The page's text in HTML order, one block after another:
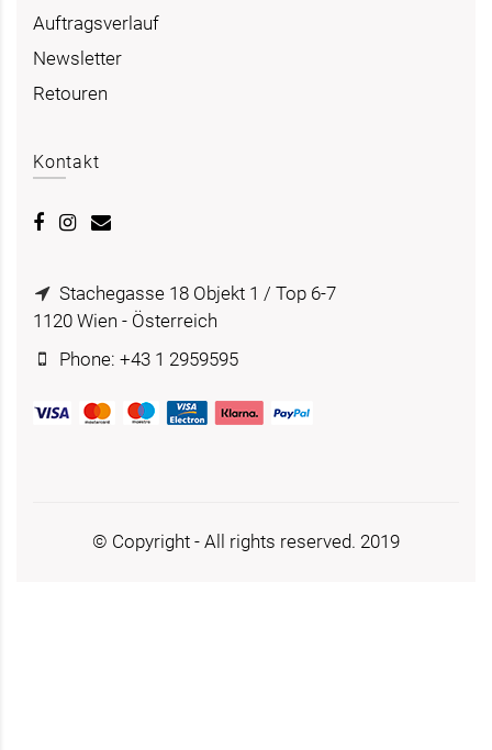
Auftragsverlauf
Newsletter
Retouren
Kontakt
Stachegasse 18 Objekt 1 / Top 6-7
1120 Wien - Österreich
Phone: +43 1 2959595
© Copyright - All rights reserved. 2019